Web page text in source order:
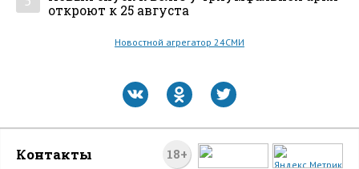
откроют к 25 августа
Новостной агрегатор 24СМИ
18+
Контакты